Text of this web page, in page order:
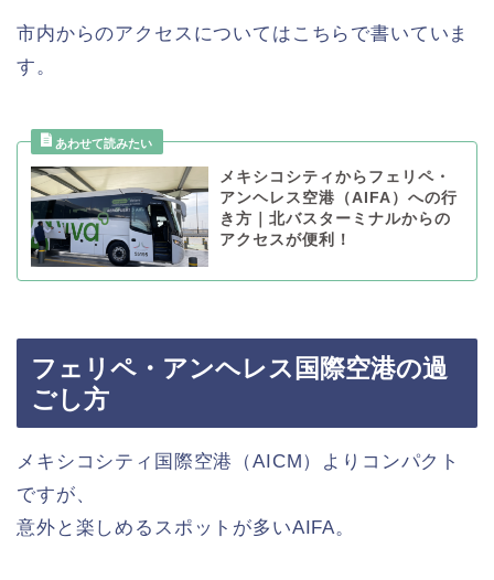
市内からのアクセスについてはこちらで書いていま
す。
メキシコシティからフェリペ・
アンヘレス空港（AIFA）への行
き方｜北バスターミナルからの
アクセスが便利！
フェリペ・アンヘレス国際空港の過
ごし方
メキシコシティ国際空港（AICM）よりコンパクト
ですが、
意外と楽しめるスポットが多いAIFA。